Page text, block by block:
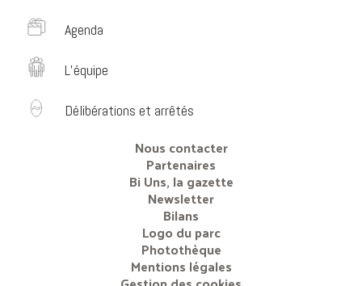
Agenda
L’équipe
Délibérations et arrêtés
Nous contacter
Partenaires
Bi Uns, la gazette
Newsletter
Bilans
Logo du parc
Photothèque
Mentions légales